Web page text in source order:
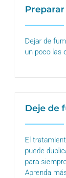
Dejar de
un poco las
Deje de
El
puede
para
Aprenda